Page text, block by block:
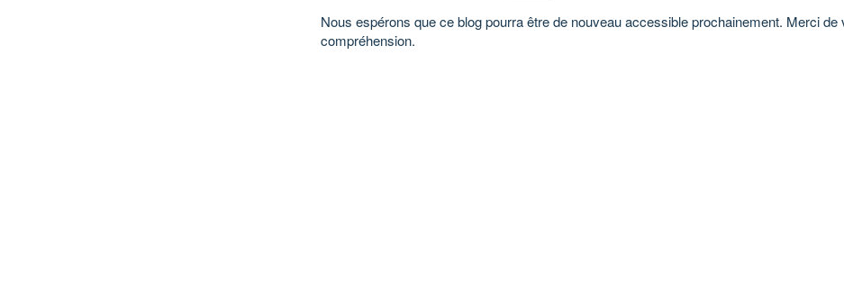
Nous espérons que ce blog pourra être de nouveau accessible prochainement. Merci de
compréhension.